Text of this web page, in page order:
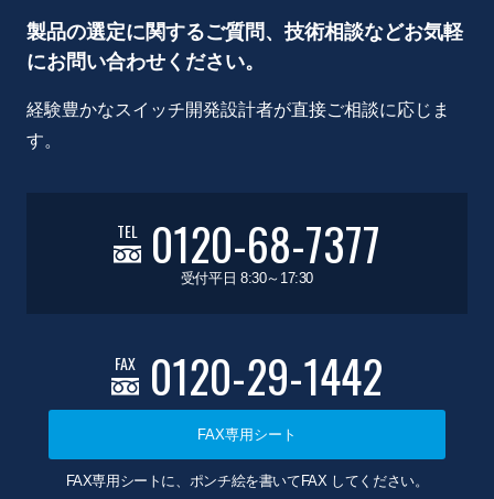
製品の選定に関するご質問、技術相談などお気軽
にお問い合わせください。
経験豊かなスイッチ開発設計者が直接ご相談に応じま
す。
TEL 0120-68-7377
受付平日 8:30～17:30
FAX 0120-29-1442
FAX専用シート
FAX専用シートに、ポンチ絵を書いてFAX してください。